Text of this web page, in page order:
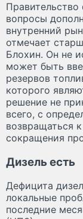
Правительство
вопросы
внутренний
отмечает
Блохин. Он не
может быть
резервов
которого
решение не
всего, с
возвращаться
сокращения
Дизель есть
Дефицита
локальные
последние